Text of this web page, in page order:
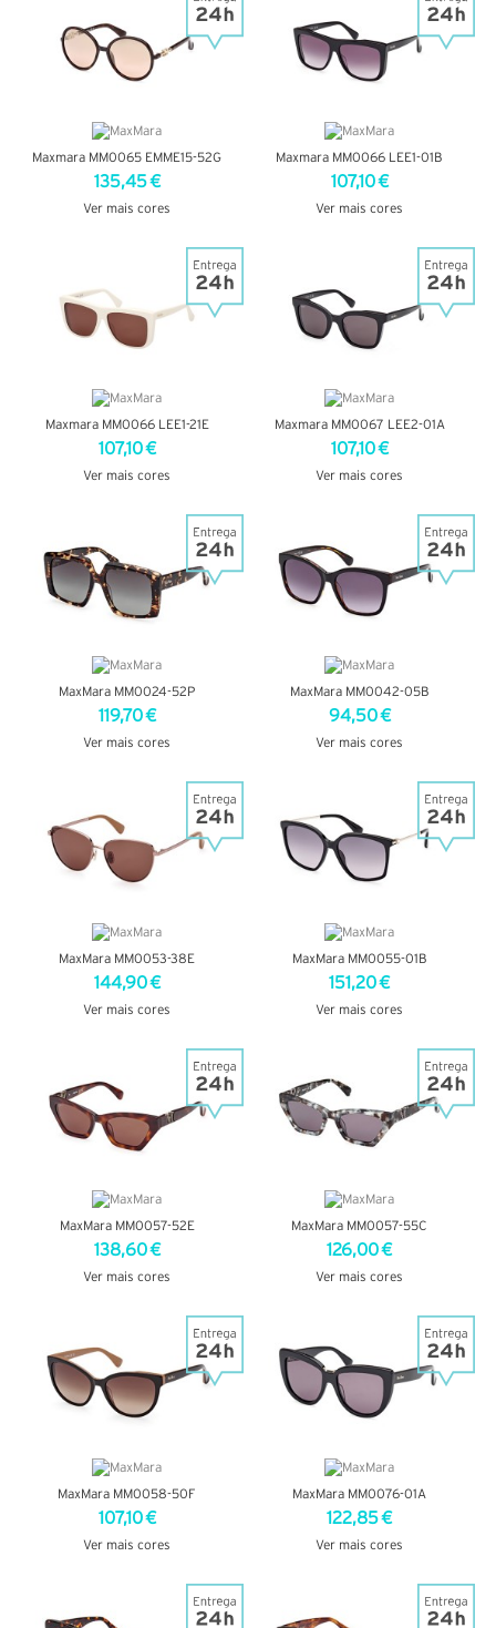
Maxmara MM0065 EMME15-52G
135,45 €
Ver mais cores
Maxmara MM0066 LEE1-01B
107,10 €
Ver mais cores
Maxmara MM0066 LEE1-21E
107,10 €
Ver mais cores
Maxmara MM0067 LEE2-01A
107,10 €
Ver mais cores
MaxMara MM0024-52P
119,70 €
Ver mais cores
MaxMara MM0042-05B
94,50 €
Ver mais cores
MaxMara MM0053-38E
144,90 €
Ver mais cores
MaxMara MM0055-01B
151,20 €
Ver mais cores
MaxMara MM0057-52E
138,60 €
Ver mais cores
MaxMara MM0057-55C
126,00 €
Ver mais cores
MaxMara MM0058-50F
107,10 €
Ver mais cores
MaxMara MM0076-01A
122,85 €
Ver mais cores